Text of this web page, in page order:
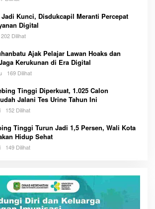
Jadi Kunci, Disdukcapil Meranti Percepat
Digital
202 Dilihat
Ajak Pelajar Lawan Hoaks dan
Kerukunan di Era Digital
169 Dilihat
Tinggi Diperkuat, 1.025 Calon
Jalani Tes Urine Tahun Ini
152 Dilihat
Tinggi Turun Jadi 1,5 Persen, Wali Kota
Hidup Sehat
149 Dilihat